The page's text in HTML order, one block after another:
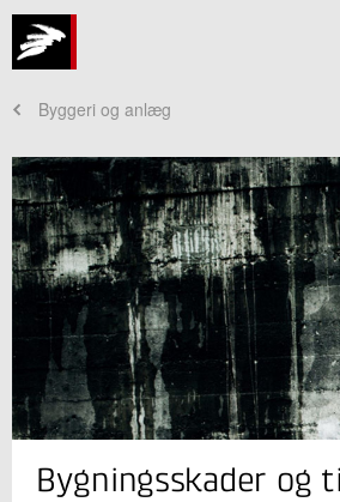
Byggeri og anlæg
Jeg er din kontaktperson
Sofie Marie Kristensen
Bygningsskader og